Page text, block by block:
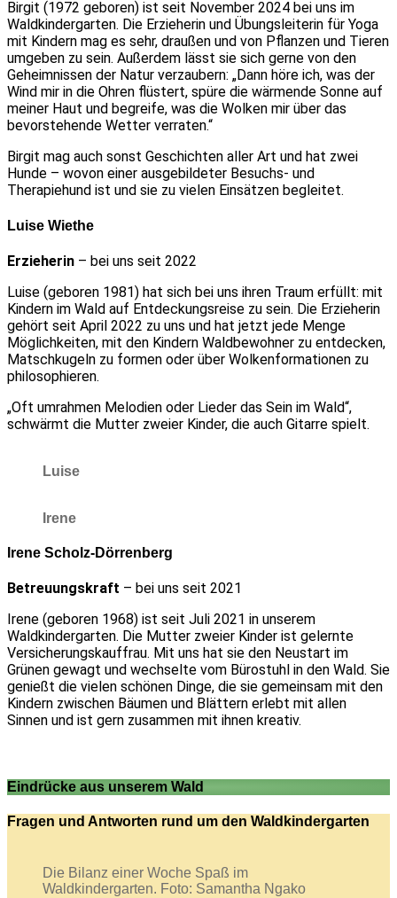
Birgit (1972 geboren) ist seit November 2024 bei uns im
Waldkindergarten. Die Erzieherin und Übungsleiterin für Yoga
mit Kindern mag es sehr, draußen und von Pflanzen und Tieren
umgeben zu sein. Außerdem lässt sie sich gerne von den
Geheimnissen der Natur verzaubern: „Dann höre ich, was der
Wind mir in die Ohren flüstert, spüre die wärmende Sonne auf
meiner Haut und begreife, was die Wolken mir über das
bevorstehende Wetter verraten.“
Birgit mag auch sonst Geschichten aller Art und hat zwei
Hunde – wovon einer ausgebildeter Besuchs- und
Therapiehund ist und sie zu vielen Einsätzen begleitet.
Luise Wiethe
Erzieherin – bei uns seit 2022
Luise (geboren 1981) hat sich bei uns ihren Traum erfüllt: mit
Kindern im Wald auf Entdeckungsreise zu sein. Die Erzieherin
gehört seit April 2022 zu uns und hat jetzt jede Menge
Möglichkeiten, mit den Kindern Waldbewohner zu entdecken,
Matschkugeln zu formen oder über Wolkenformationen zu
philosophieren.
„Oft umrahmen Melodien oder Lieder das Sein im Wald“,
schwärmt die Mutter zweier Kinder, die auch Gitarre spielt.
Luise
Irene
Irene Scholz-Dörrenberg
Betreuungskraft – bei uns seit 2021
Irene (geboren 1968) ist seit Juli 2021 in unserem
Waldkindergarten. Die Mutter zweier Kinder ist gelernte
Versicherungskauffrau. Mit uns hat sie den Neustart im
Grünen gewagt und wechselte vom Bürostuhl in den Wald. Sie
genießt die vielen schönen Dinge, die sie gemeinsam mit den
Kindern zwischen Bäumen und Blättern erlebt mit allen
Sinnen und ist gern zusammen mit ihnen kreativ.
Eindrücke aus unserem Wald
Fragen und Antworten rund um den Waldkindergarten
Die Bilanz einer Woche Spaß im
Waldkindergarten. Foto: Samantha Ngako